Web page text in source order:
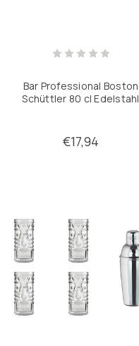
Bar Professional Boston
Schüttler 80 cl Edelstahl
€17,94